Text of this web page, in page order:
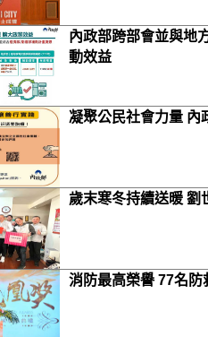
內政部跨部會並與地
動效益
凝聚公民社會力量 內
歲末寒冬持續送暖 劉
消防最高榮譽 77名防